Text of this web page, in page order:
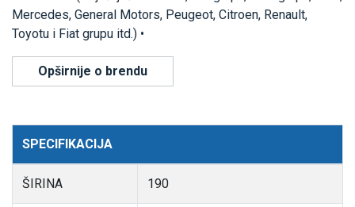
Mercedes, General Motors, Peugeot, Citroen, Renault,
Toyotu i Fiat grupu itd.) •
Opširnije o brendu
SPECIFIKACIJA
ŠIRINA 190